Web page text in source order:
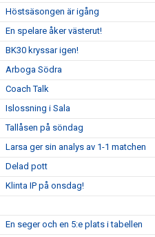
Höstsäsongen är igång
En spelare åker västerut!
BK30 kryssar igen!
Arboga Södra
Coach Talk
Islossning i Sala
Tallåsen på söndag
Larsa ger sin analys av 1-1 matchen
Delad pott
Klinta IP på onsdag!
En seger och en 5:e plats i tabellen